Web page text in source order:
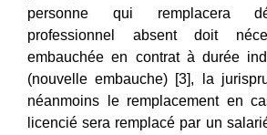
personne qui remplacera
professionnel absent doit
embauchée en contrat à durée
(nouvelle embauche) [3], la
néanmoins le remplacement en
licencié sera remplacé par un